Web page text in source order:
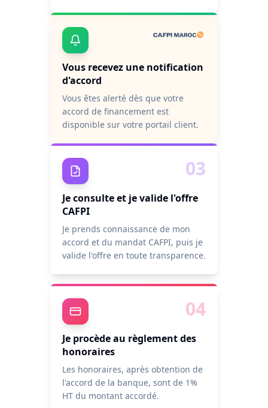
Vous recevez une notification
d'accord
Vous êtes alerté dès que votre
accord de financement est
disponible sur votre portail client.
03
Je consulte et je valide l'offre
CAFPI
Je prends connaissance de mon
accord et du mandat CAFPI, puis je
valide l'offre en toute transparence.
04
Je procède au règlement des
honoraires
Les honoraires, après obtention de
l'accord de la banque, sont de 1%
HT du montant accordé.